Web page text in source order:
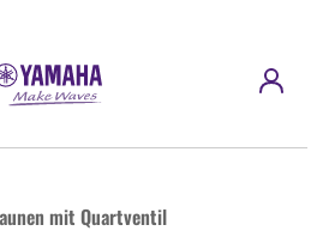
mit Quartventil